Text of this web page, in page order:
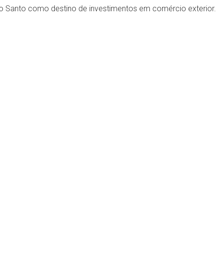
Santo como destino de investimentos em comércio exterior.